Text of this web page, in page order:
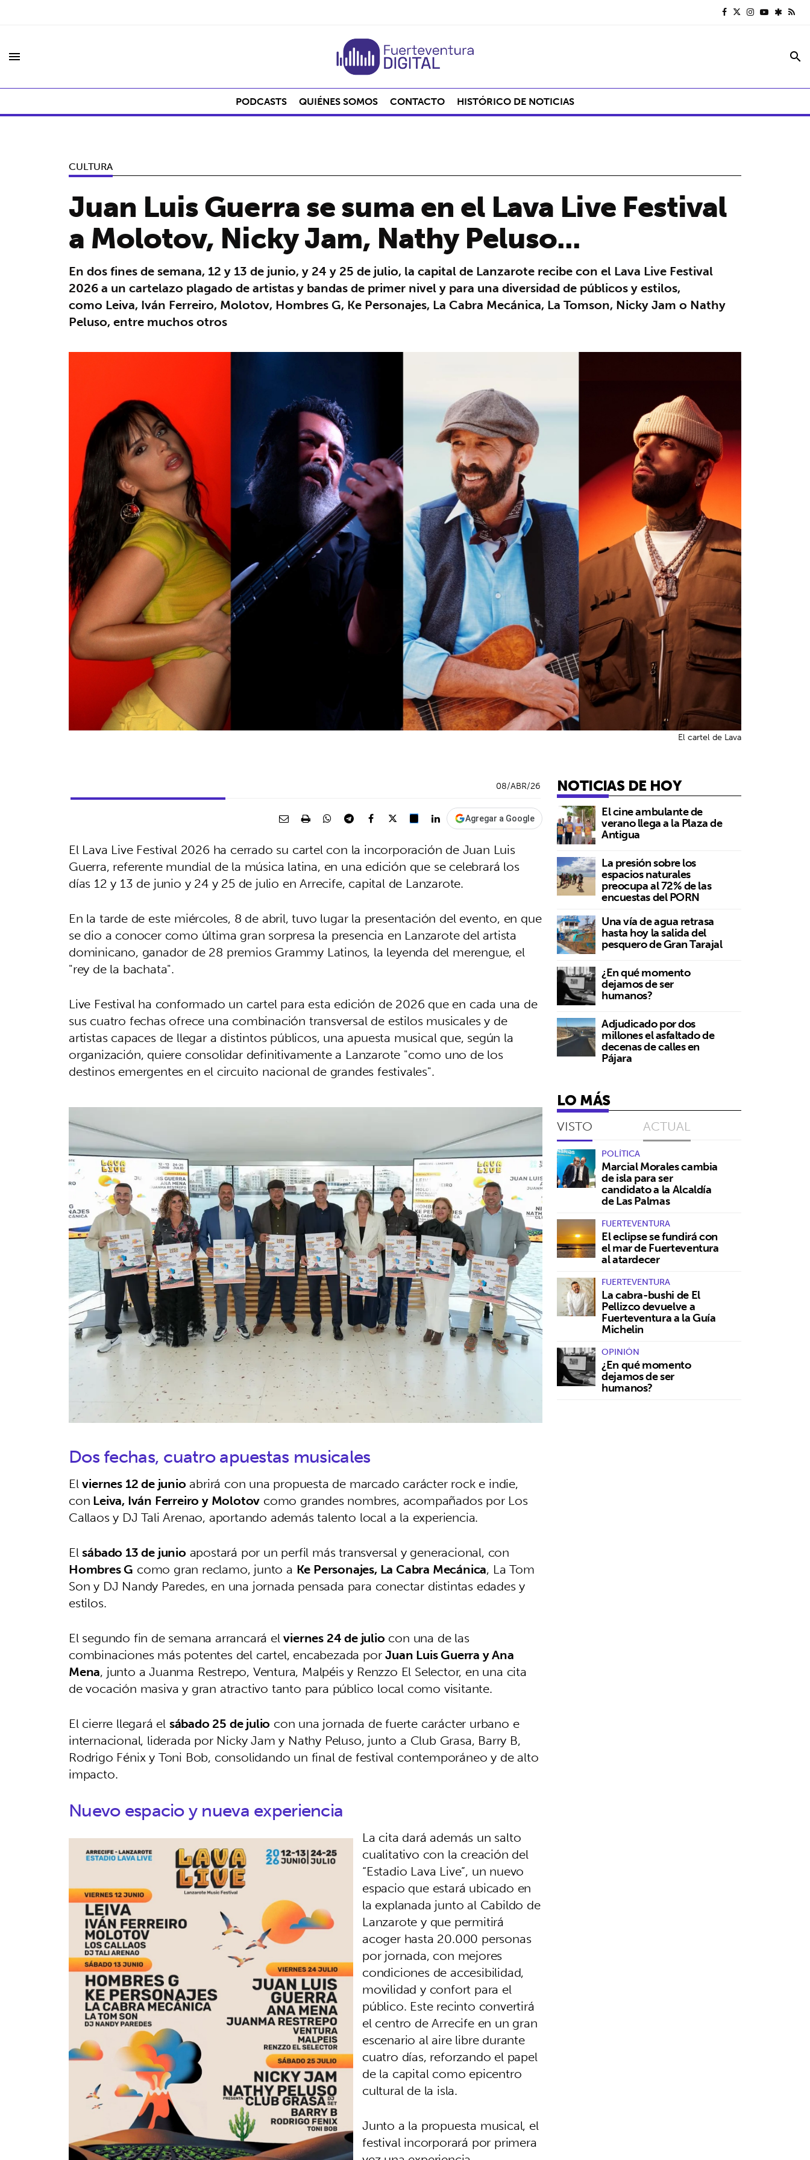
menu search
PODCASTS QUIÉNES SOMOS CONTACTO HISTÓRICO DE NOTICIAS
CULTURA
Juan Luis Guerra se suma en el Lava Live Festival
a Molotov, Nicky Jam, Nathy Peluso...
En dos fines de semana, 12 y 13 de junio, y 24 y 25 de julio, la capital de Lanzarote recibe con el Lava Live Festival
2026 a un cartelazo plagado de artistas y bandas de primer nivel y para una diversidad de públicos y estilos,
como Leiva, Iván Ferreiro, Molotov, Hombres G, Ke Personajes, La Cabra Mecánica, La Tomson, Nicky Jam o Nathy
Peluso, entre muchos otros
El cartel de Lava
08/ABR/26
Agregar a Google
El Lava Live Festival 2026 ha cerrado su cartel con la incorporación de Juan Luis
Guerra, referente mundial de la música latina, en una edición que se celebrará los
días 12 y 13 de junio y 24 y 25 de julio en Arrecife, capital de Lanzarote.
En la tarde de este miércoles, 8 de abril, tuvo lugar la presentación del evento, en que
se dio a conocer como última gran sorpresa la presencia en Lanzarote del artista
dominicano, ganador de 28 premios Grammy Latinos, la leyenda del merengue, el
"rey de la bachata".
Live Festival ha conformado un cartel para esta edición de 2026 que en cada una de
sus cuatro fechas ofrece una combinación transversal de estilos musicales y de
artistas capaces de llegar a distintos públicos, una apuesta musical que, según la
organización, quiere consolidar definitivamente a Lanzarote "como uno de los
destinos emergentes en el circuito nacional de grandes festivales".
Dos fechas, cuatro apuestas musicales
Elviernes 12 de junioabrirá con una propuesta de marcado carácter rock e indie,
conLeiva, Iván Ferreiro y Molotov como grandes nombres, acompañados por Los
Callaos y DJ Tali Arenao, aportando además talento local a la experiencia.
Elsábado 13 de junio apostará por un perfil más transversal y generacional, con
Hombres G como gran reclamo, junto a Ke Personajes, La Cabra Mecánica, La Tom
Son y DJ Nandy Paredes, en una jornada pensada para conectar distintas edades y
estilos.
El segundo fin de semana arrancará elviernes 24 de julio con una de las
combinaciones más potentes del cartel, encabezada porJuan Luis Guerra y Ana
Mena, junto a Juanma Restrepo, Ventura, Malpéis y Renzzo El Selector, en una cita
de vocación masiva y gran atractivo tanto para público local como visitante.
El cierre llegará elsábado 25 de julio con una jornada de fuerte carácter urbano e
internacional, liderada por Nicky Jam y Nathy Peluso, junto a Club Grasa, Barry B,
Rodrigo Fénix y Toni Bob, consolidando un final de festival contemporáneo y de alto
impacto.
Nuevo espacio y nueva experiencia
La cita dará además un salto
cualitativo con la creación del
“Estadio Lava Live”, un nuevo
espacio que estará ubicado en
la explanada junto al Cabildo de
Lanzarote y que permitirá
acoger hasta 20.000 personas
por jornada, con mejores
condiciones de accesibilidad,
movilidad y confort para el
público. Este recinto convertirá
el centro de Arrecife en un gran
escenario al aire libre durante
cuatro días, reforzando el papel
de la capital como epicentro
cultural de la isla.
Junto a la propuesta musical, el
festival incorporará por primera
NOTICIAS DE HOY
El cine ambulante de
verano llega a la Plaza de
Antigua
La presión sobre los
espacios naturales
preocupa al 72% de las
encuestas del PORN
Una vía de agua retrasa
hasta hoy la salida del
pesquero de Gran Tarajal
¿En qué momento
dejamos de ser
humanos?
Adjudicado por dos
millones el asfaltado de
decenas de calles en
Pájara
LO MÁS
VISTO ACTUAL
POLÍTICA
Marcial Morales cambia
de isla para ser
candidato a la Alcaldía
de Las Palmas
FUERTEVENTURA
El eclipse se fundirá con
el mar de Fuerteventura
al atardecer
FUERTEVENTURA
La cabra-bushi de El
Pellizco devuelve a
Fuerteventura a la Guía
Michelin
OPINIÓN
¿En qué momento
dejamos de ser
humanos?